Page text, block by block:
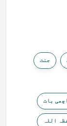
جنت
اچھی بات
اللہ